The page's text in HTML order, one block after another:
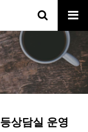
상담실 운영